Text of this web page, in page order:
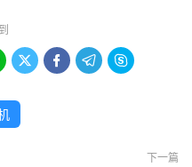
   
下一篇